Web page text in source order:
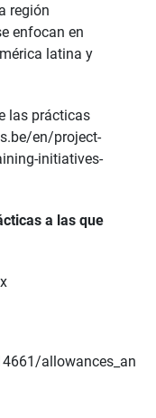
región
enfocan en
latina y
las prácticas
en/project-
initiatives-
a las que